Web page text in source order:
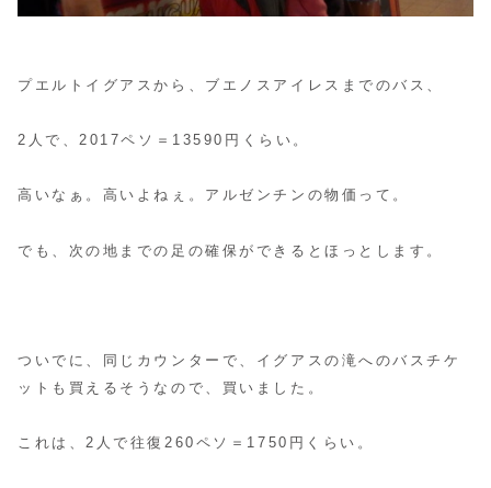
プエルトイグアスから、ブエノスアイレスまでのバス、
2人で、2017ペソ＝13590円くらい。
高いなぁ。高いよねぇ。アルゼンチンの物価って。
でも、次の地までの足の確保ができるとほっとします。
ついでに、同じカウンターで、イグアスの滝へのバスチケ
ットも買えるそうなので、買いました。
これは、2人で往復260ペソ＝1750円くらい。